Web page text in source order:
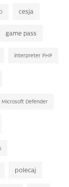
cesja
game pass
interpreter PHP
Microsoft Defender
polecaj